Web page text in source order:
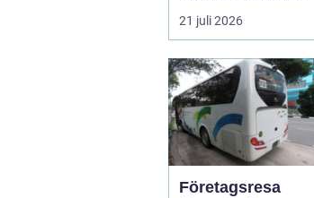
till ett extra rum
under somma...
21 juli 2026
Företagsresa